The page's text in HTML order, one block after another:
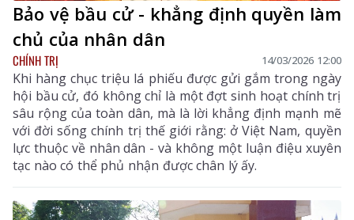
Bảo vệ bầu cử - khẳng định quyền làm
chủ của nhân dân
CHÍNH TRỊ 14/03/2026 12:00
Khi hàng chục triệu lá phiếu được gửi gắm trong ngày
hội bầu cử, đó không chỉ là một đợt sinh hoạt chính trị
sâu rộng của toàn dân, mà là lời khẳng định mạnh mẽ
với đời sống chính trị thế giới rằng: ở Việt Nam, quyền
lực thuộc về nhân dân - và không một luận điệu xuyên
tạc nào có thể phủ nhận được chân lý ấy.